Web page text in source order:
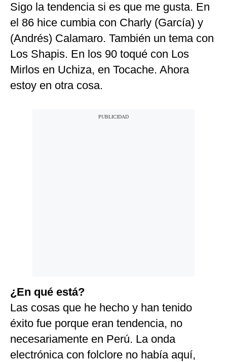
Sigo la tendencia si es que me gusta. En
el 86 hice cumbia con Charly (García) y
(Andrés) Calamaro. También un tema con
Los Shapis. En los 90 toqué con Los
Mirlos en Uchiza, en Tocache. Ahora
estoy en otra cosa.
¿En qué está?
Las cosas que he hecho y han tenido
éxito fue porque eran tendencia, no
necesariamente en Perú. La onda
electrónica con folclore no había aquí,